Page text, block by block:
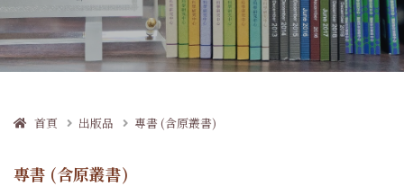
首頁 出版品 專書 (含原叢書)
專書 (含原叢書)